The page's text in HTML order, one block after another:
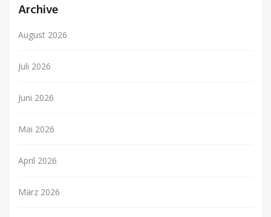
Archive
August 2026
Juli 2026
Juni 2026
Mai 2026
April 2026
März 2026